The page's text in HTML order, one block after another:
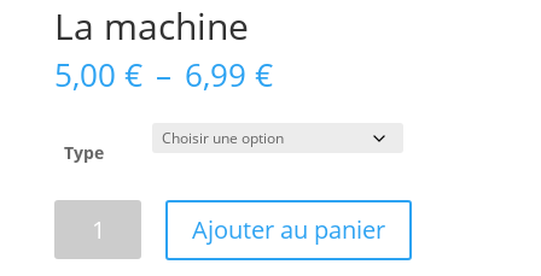
La machine
5,00 € – 6,99 €Plage
de
prix :
5,00 €
6,99 €
Type
Ajouter au panier